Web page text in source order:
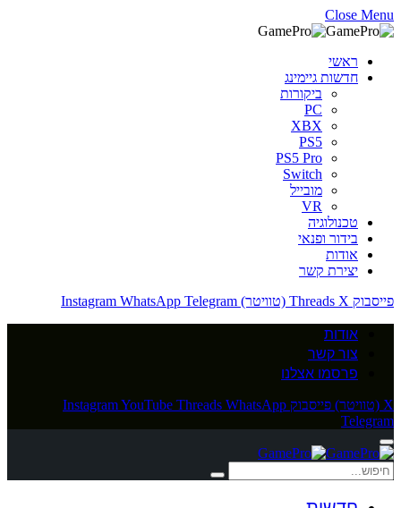
Close Menu
ראשי
חדשות גיימינג
ביקורות
PC
XBX
PS5
PS5 Pro
Switch
מובייל
VR
טכנולוגיה
בידור ופנאי
אודות
יצירת קשר
פייסבוק
Threads X (טוויטר) Instagram WhatsApp Telegram
אודות
צור קשר
פרסמו אצלנו
X (טוויטר) פייסבוק InstagramYouTube Threads WhatsApp
Telegram